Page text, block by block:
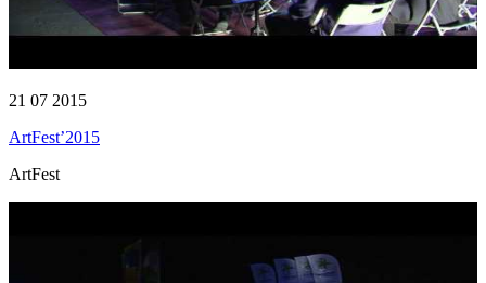
21 07 2015
ArtFest’2015
ArtFest